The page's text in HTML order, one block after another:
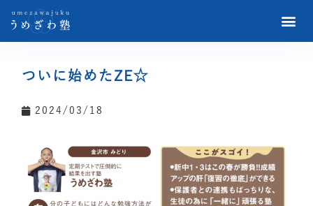
ついに始めたZE☆
2024/03/18